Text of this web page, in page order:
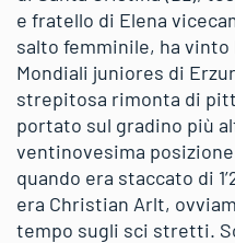
e fratello di Elena
salto femminile, ha vinto
Mondiali juniores di
strepitosa rimonta di
portato sul gradino più
ventinovesima
quando era staccato di
era Christian Arlt,
tempo sugli sci stretti.